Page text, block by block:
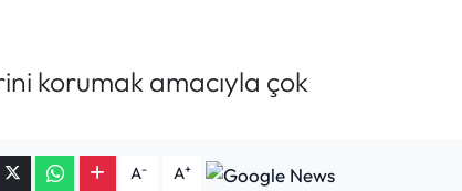
korumak amacıyla çok
A- A+